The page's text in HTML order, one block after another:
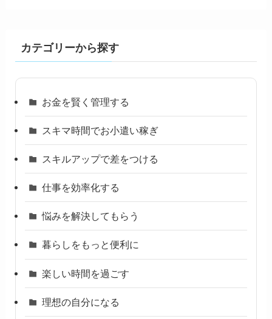
カテゴリーから探す
お金を賢く管理する
スキマ時間でお小遣い稼ぎ
スキルアップで差をつける
仕事を効率化する
悩みを解決してもらう
暮らしをもっと便利に
楽しい時間を過ごす
理想の自分になる